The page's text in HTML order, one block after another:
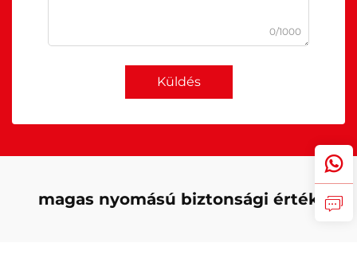
0/1000
Küldés
magas nyomású biztonsági érték